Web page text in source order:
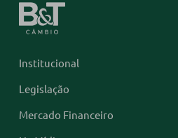
Institucional
Legislação
Mercado Financeiro